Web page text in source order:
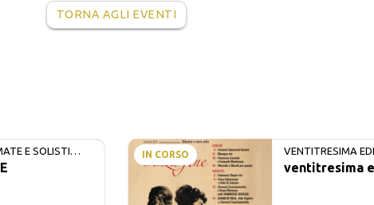
TORNA AGLI EVENTI
E SOLISTI
IN CORSO VENTITRESIMA
ventitresima